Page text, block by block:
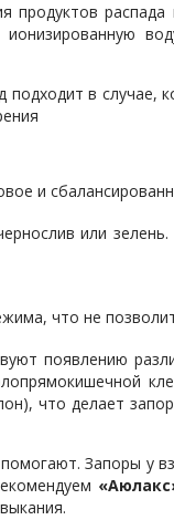
продуктов
в случае,
и
или
что не
появлению
что делает
Запоры у